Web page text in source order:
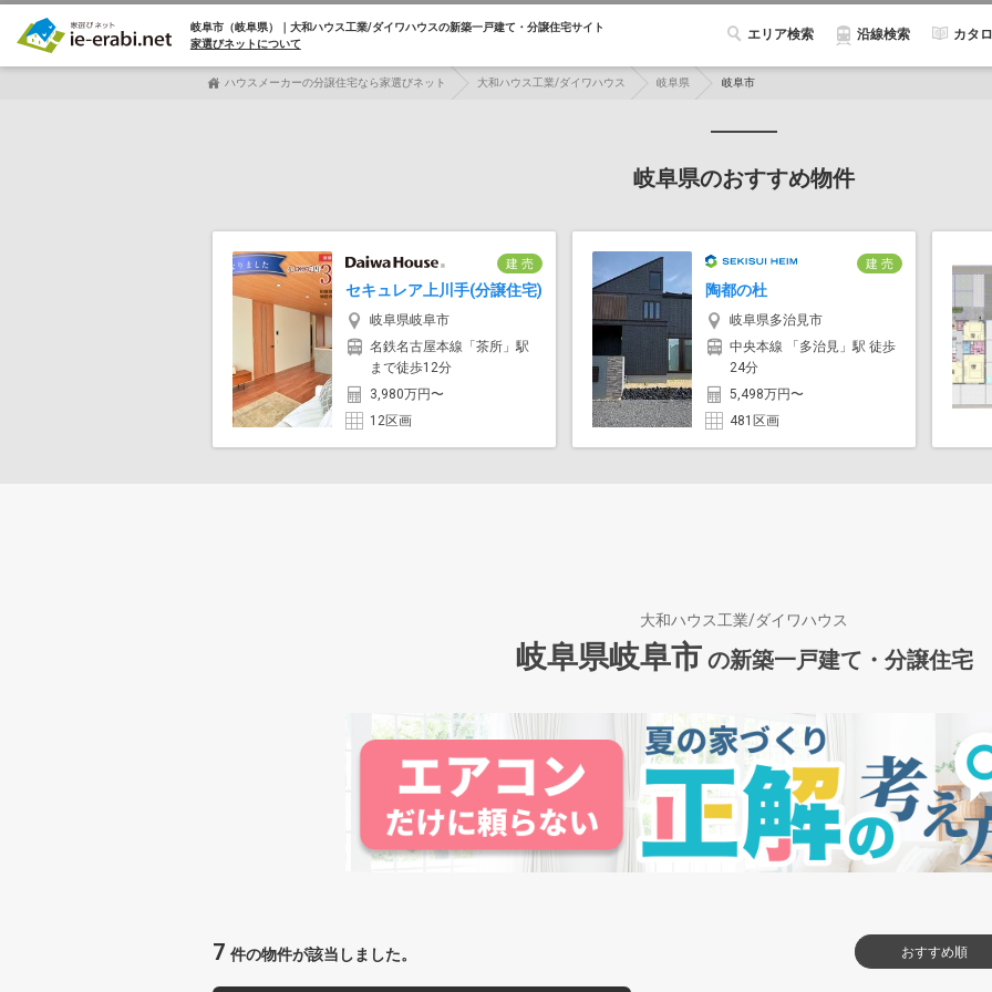
岐阜市（岐阜県）｜大和ハウス工業/ダイワハウスの新築一戸建て・分譲住宅サイト
家選びネットについて
エリア検索 沿線検索 カタ
ハウスメーカーの分譲住宅なら家選びネット 大和ハウス工業/ダイワハウス 岐阜県 岐阜市
岐阜県のおすすめ物件
建 売
セキュレア上川手(分譲住宅)
岐阜県岐阜市
名鉄名古屋本線「茶所」駅
まで徒歩12分
3,980万円〜
12区画
建 売
陶都の杜
岐阜県多治見市
中央本線 「多治見」駅 徒歩
24分
5,498万円〜
481区画
大和ハウス工業/ダイワハウス
岐阜県岐阜市 の新築一戸建て・分譲住宅
7 件の物件が該当しました。 おすすめ順